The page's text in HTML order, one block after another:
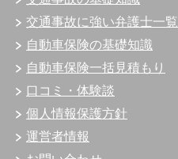
交通事故に強い弁護士一覧
自動車保険の基礎知識
自動車保険一括見積もり
口コミ・体験談
個人情報保護方針
運営者情報